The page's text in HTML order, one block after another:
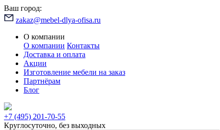
Ваш город:
zakaz@mebel-dlya-ofisa.ru
О компании
О компании Контакты
Доставка и оплата
Акции
Изготовление мебели на заказ
Партнёрам
Блог
+7 (495) 201-70-55
Круглосуточно, без выходных